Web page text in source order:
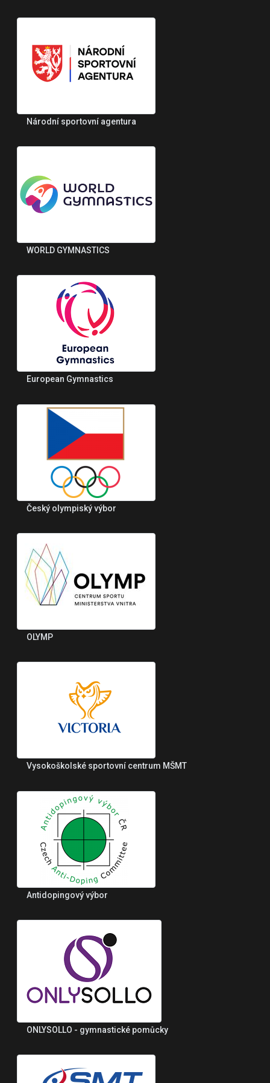
Národní sportovní agentura
WORLD GYMNASTICS
European Gymnastics
Český olympiský výbor
OLYMP
Vysokoškolské sportovní centrum MŠMT
Antidopingový výbor
ONLYSOLLO - gymnastické pomůcky